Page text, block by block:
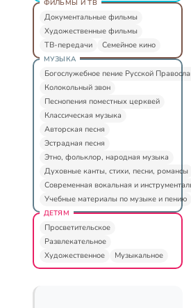
ФИЛЬМЫ И ТВ
Документальные фильмы
Художественные фильмы
ТВ-передачи
Семейное кино
МУЗЫКА
Богослужебное пение Русской
Колокольный звон
Песнопения поместных церквей
Классическая музыка
Авторская песня
Эстрадная песня
Этно, фольклор, народная музыка
Духовные канты, стихи, песни, романсы
Современная вокальная и
Учебные материалы по музыке и пению
ДЕТЯМ
Просветительское
Развлекательное
Художественное
Музыкальное